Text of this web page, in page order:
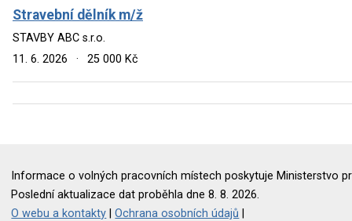
Stravební dělník m/ž
STAVBY ABC s.r.o.
11. 6. 2026
· 25 000 Kč
Informace o volných pracovních místech poskytuje Ministerstvo
Poslední aktualizace dat proběhla dne 8. 8. 2026.
O webu a kontakty |Ochrana osobních údajů